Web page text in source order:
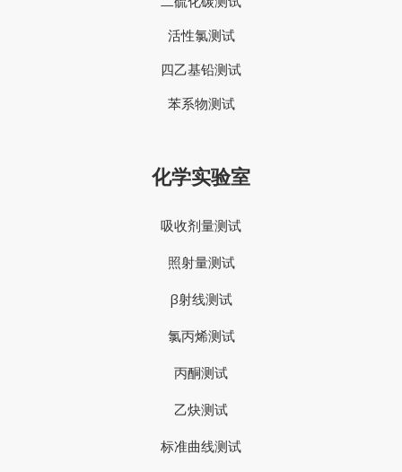
活性氯测试
四乙基铅测试
苯系物测试
化学实验室
吸收剂量测试
照射量测试
β射线测试
氯丙烯测试
丙酮测试
乙炔测试
标准曲线测试